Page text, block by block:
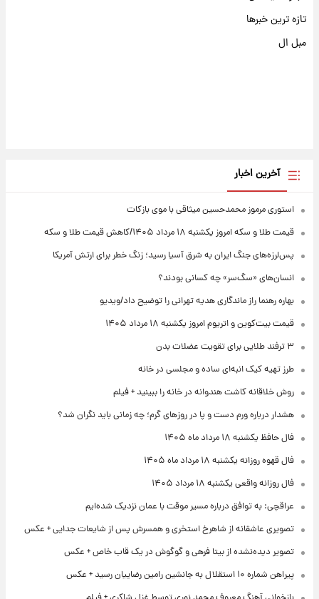
تازه ترین خبرها
مبل ال
آخرین اخبار
استوری مرموز محمدحسین میثاقی با موی بازکات
قیمت طلا و سکه امروز یکشنبه ۱۸ مرداد ۱۴۰۵/کاهش قیمت طلا و سکه
پس‌لرزه‌های جنگ ایران به شرق آسیا رسید؛ زنگ خطر برای ارتش آمریکا
انسان‌های «سگ‌سر» چه کسانی بودند؟
بهاره رهنما راز ماندگاری هدیه تهرانی را توضیح داد/ویدیو
قیمت بیت‌کوین و اتریوم امروز یکشنبه ۱۸ مرداد ۱۴۰۵
۳ ترفند طلایی برای تقویت عضلات بدن
طرز تهیه کیک انبه‌ای ساده و مجلسی در خانه
روش خلاقانه کاشت هندوانه در خانه را ببینید + فیلم
هشدار درباره ورم دست و پا در روزهای گرم؛ چه زمانی باید نگران شد؟
فال حافظ یکشنبه ۱۸ مرداد ماه ۱۴۰۵
فال قهوه روزانه یکشنبه ۱۸ مرداد ماه ۱۴۰۵
فال روزانه واقعی یکشنبه ۱۸ مرداد ۱۴۰۵
عراقچی: به توافق درباره مسیر موقت با عمان نزدیک شده‌ایم
تصویری عاشقانه از شاهرخ استخری و همسرش پس از شایعات جدایی + عکس
تصویر دیده‌نشده از بیتا فرهی و گوگوش در یک قاب خاص + عکس
پیراهن شماره ۱۰ استقلال به جانشین رامین رضاییان رسید + عکس